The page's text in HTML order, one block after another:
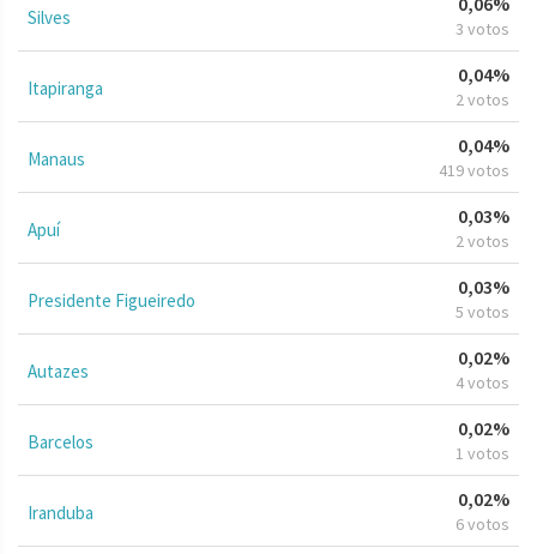
Silves 3 votos
Itapiranga
0,04%
2 votos
Manaus
0,04%
419 votos
Apuí
0,03%
2 votos
Presidente Figueiredo
0,03%
5 votos
Autazes
0,02%
4 votos
Barcelos
0,02%
1 votos
Iranduba
0,02%
6 votos